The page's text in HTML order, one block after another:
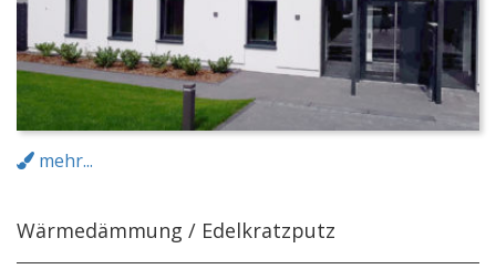
mehr...
Wärmedämmung / Edelkratzputz